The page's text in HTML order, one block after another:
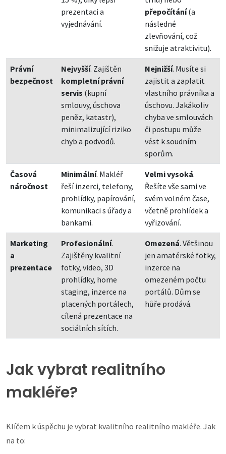
prezentaci a
vyjednávání.
přepočítání(a
následné
zlevňování, což
snižuje atraktivitu).
Právní
bezpečnost
Nejvyšší. Zajištěn
kompletní právní
servis (kupní
smlouvy, úschova
peněz, katastr),
minimalizující riziko
chyb a podvodů.
Nejnižší. Musíte si
zajistit a zaplatit
vlastního právníka a
úschovu. Jakákoliv
chyba ve smlouvách
či postupu může
vést k soudním
sporům.
Časová
náročnost
Minimální. Makléř
řeší inzerci, telefony,
prohlídky, papírování,
komunikaci s úřady a
bankami.
Velmi vysoká.
Řešíte vše sami ve
svém volném čase,
včetně prohlídek a
vyřizování.
Marketing
a
prezentace
Profesionální.
Zajištěny kvalitní
fotky, video, 3D
prohlídky, home
staging, inzerce na
placených portálech,
cílená prezentace na
sociálních sítích.
Omezená. Většinou
jen amatérské fotky,
inzerce na
omezeném počtu
portálů. Dům se
hůře prodává.
Jak vybrat realitního
makléře?
Klíčem k úspěchu je vybrat kvalitního realitního makléře. Jak
na to: